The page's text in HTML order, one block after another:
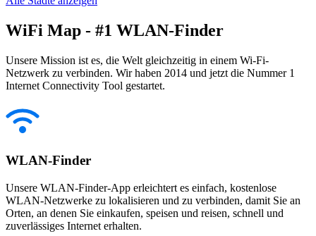
WiFi Map - #1 WLAN-Finder
Unsere Mission ist es, die Welt gleichzeitig in einem Wi-Fi-
Netzwerk zu verbinden. Wir haben 2014 und jetzt die Nummer 1
Internet Connectivity Tool gestartet.
WLAN-Finder
Unsere WLAN-Finder-App erleichtert es einfach, kostenlose
WLAN-Netzwerke zu lokalisieren und zu verbinden, damit Sie an
Orten, an denen Sie einkaufen, speisen und reisen, schnell und
zuverlässiges Internet erhalten.